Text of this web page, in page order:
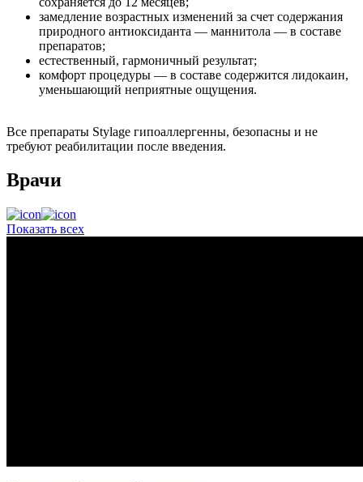
замедление возрастных изменений за счет содержания
природного антиоксиданта — маннитола — в составе
препаратов;
естественный, гармоничный результат;
комфорт процедуры — в составе содержится лидокаин,
уменьшающий неприятные ощущения.
Все препараты Stylage гипоаллергенны, безопасны и не
требуют реабилитации после введения.
Врачи
Показать всех